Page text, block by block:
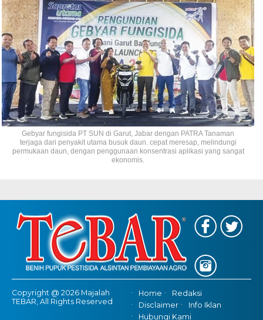
Gebyar fungisida PT SUN di Garut, Jabar dengan PATRA Tanaman
terjaga dari penyakit utama busuk daun. cepat meresap, melindungi
permukaan daun, dengan penggunaan konsentrasi aplikasi yang sangat
ekonomis.
Copyright @ 2026 Majalah
TEBAR, All Rights Reserved
Home
Redaksi
Disclaimer
Info Iklan
Hubungi Kami